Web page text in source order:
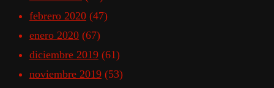
febrero 2020 (47)
enero 2020 (67)
diciembre 2019 (61)
noviembre 2019 (53)